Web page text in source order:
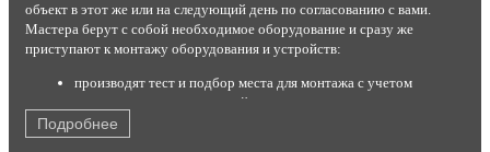
объект в этот же или на следующий день по согласованию с вами.
Мастера берут с собой необходимое оборудование и сразу же
приступают к монтажу оборудования и устройств:
производят тест и подбор места для монтажа с учетом
результатов теста и условий эксплуатации;
устанавливают комплект на стену или крышу;
настраивают максимальный прием сигнала от станции;
Подробнее